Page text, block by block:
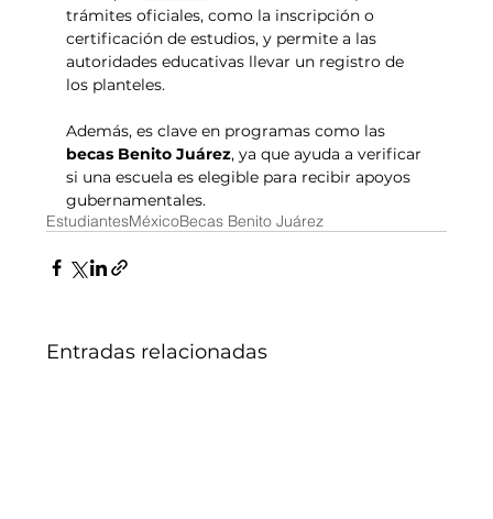
trámites oficiales, como la inscripción o
certificación de estudios, y permite a las
autoridades educativas llevar un registro de
los planteles.
Además, es clave en programas como las
becas Benito Juárez, ya que ayuda a verificar
si una escuela es elegible para recibir apoyos
gubernamentales.
EstudiantesMéxicoBecas Benito Juárez
Entradas relacionadas